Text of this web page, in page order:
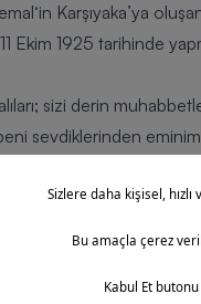
‘in Karşıyaka’ya
Ekim 1925 tarihinde
sizi derin
sevdiklerinden
yatıyor.
anamın mezarını
‘nün şerefli
kumaşı özel
Gazi Mustafa Kemal’in